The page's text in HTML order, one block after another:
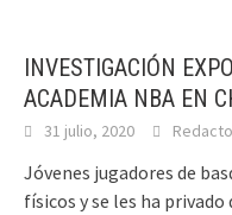
INVESTIGACIÓN
ACADEMIA NBA EN
31 julio, 2020
Jóvenes jugadores de
físicos y se les ha